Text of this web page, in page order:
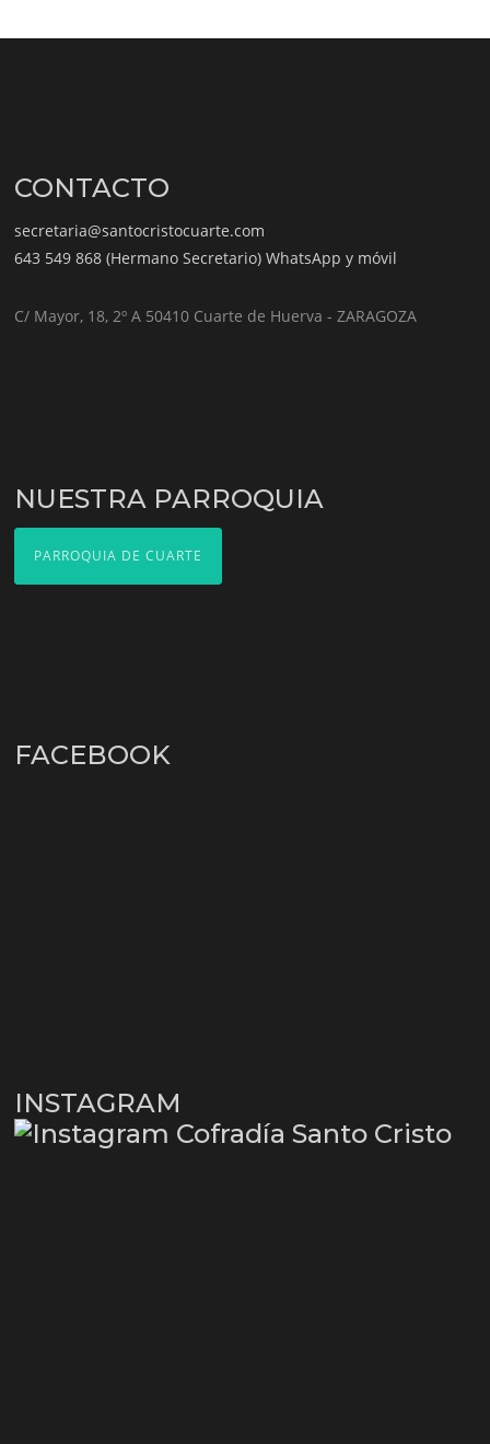
CONTACTO
secretaria@santocristocuarte.com
643 549 868 (Hermano Secretario) WhatsApp y móvil
C/ Mayor, 18, 2º A 50410 Cuarte de Huerva - ZARAGOZA
NUESTRA PARROQUIA
PARROQUIA DE CUARTE
FACEBOOK
INSTAGRAM